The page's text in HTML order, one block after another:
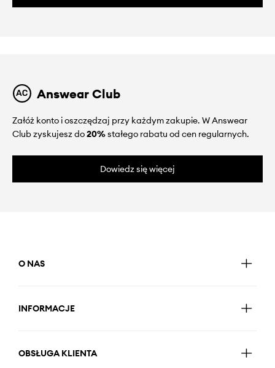
Answear Club
Załóż konto i oszczędzaj przy każdym zakupie. W Answear
Club zyskujesz do20%stałego rabatu od cen regularnych.
Dowiedz się więcej
O NAS
INFORMACJE
OBSŁUGA KLIENTA